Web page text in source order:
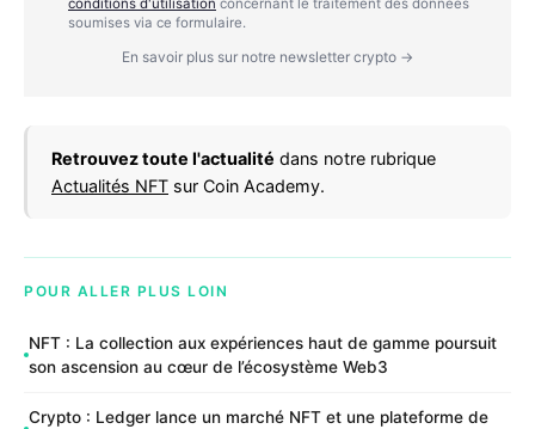
soumises via ce formulaire.
En savoir plus sur notre newsletter crypto →
Retrouvez toute l'actualité dans notre rubrique
Actualités NFT sur Coin Academy.
POUR ALLER PLUS LOIN
NFT : La collection aux expériences haut de gamme poursuit
son ascension au cœur de l’écosystème Web3
Crypto : Ledger lance un marché NFT et une plateforme de